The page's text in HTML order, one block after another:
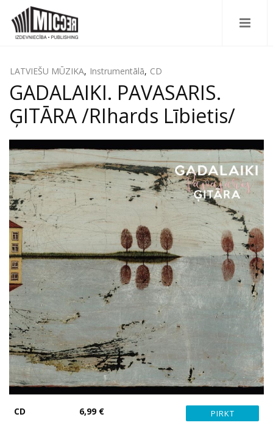
LATVIEŠU MŪZIKA, Instrumentālā, CD
GADALAIKI. PAVASARIS.
ĢITĀRA /RIhards Lībietis/
CD 6,99 €